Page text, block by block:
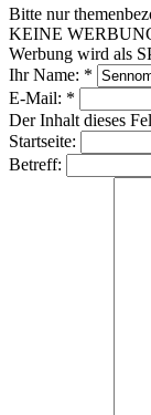
Bitte nur
KEINE
Werbung wird als
Ihr Name: *
E-Mail: *
Der Inhalt dieses
Startseite:
Betreff: